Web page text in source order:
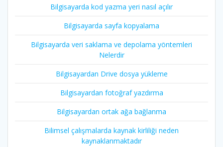
Bilgisayarda kod yazma yeri nasıl açılır
Bilgisayarda sayfa kopyalama
Bilgisayarda veri saklama ve depolama yöntemleri
Nelerdir
Bilgisayardan Drive dosya yükleme
Bilgisayardan fotoğraf yazdırma
Bilgisayardan ortak ağa bağlanma
Bilimsel çalışmalarda kaynak kirliliği neden
kaynaklanmaktadır